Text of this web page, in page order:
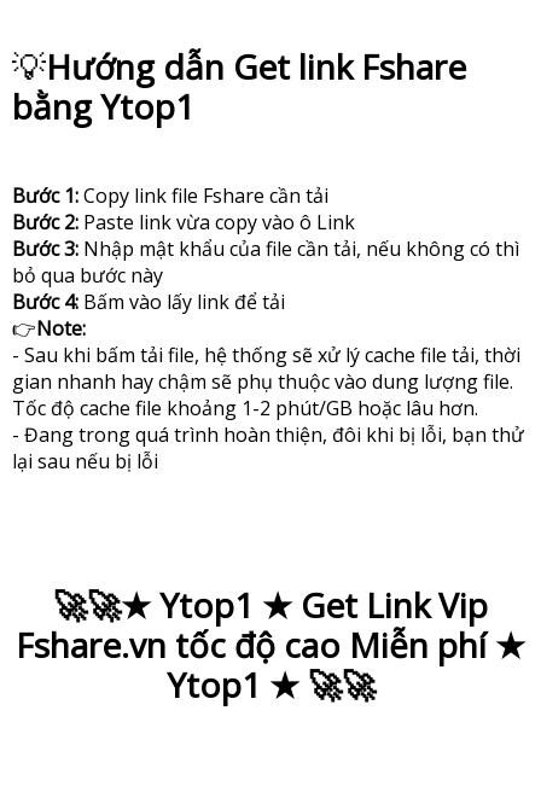
💡Hướng dẫn Get link Fshare
bằng Ytop1
Bước 1:Copy link file Fshare cần tải
Bước 2: Paste link vừa copy vào ô Link
Bước 3: Nhập mật khẩu của file cần tải, nếu không có thì
bỏ qua bước này
Bước 4: Bấm vào lấy link để tải
👉Note:
- Sau khi bấm tải file, hệ thống sẽ xử lý cache file tải, thời
gian nhanh hay chậm sẽ phụ thuộc vào dung lượng file.
Tốc độ cache file khoảng 1-2 phút/GB hoặc lâu hơn.
- Đang trong quá trình hoàn thiện, đôi khi bị lỗi, bạn thử
lại sau nếu bị lỗi
🚀🚀★ Ytop1 ★ Get Link Vip
Fshare.vn tốc độ cao Miễn phí ★
Ytop1 ★ 🚀🚀